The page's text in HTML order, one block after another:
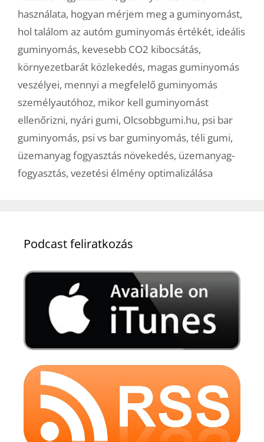
használata, hogyan mérjem meg a guminyomást,
hol találom az autóm guminyomás értékét, ideális
guminyomás, kevesebb CO2 kibocsátás,
környezetbarát közlekedés, magas guminyomás
veszélyei, mennyi a megfelelő guminyomás
személyautóhoz, mikor kell guminyomást
ellenőrizni, nyári gumi, Olcsobbgumi.hu, psi bar
guminyomás, psi vs bar guminyomás, téli gumi,
üzemanyag fogyasztás növekedés, üzemanyag-
fogyasztás, vezetési élmény optimalizálása
Podcast feliratkozás